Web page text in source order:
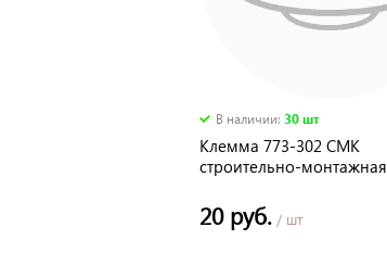
В наличии: 30 шт
Клемма 773-302 СМК
строительно-монтажная
20 руб. / шт